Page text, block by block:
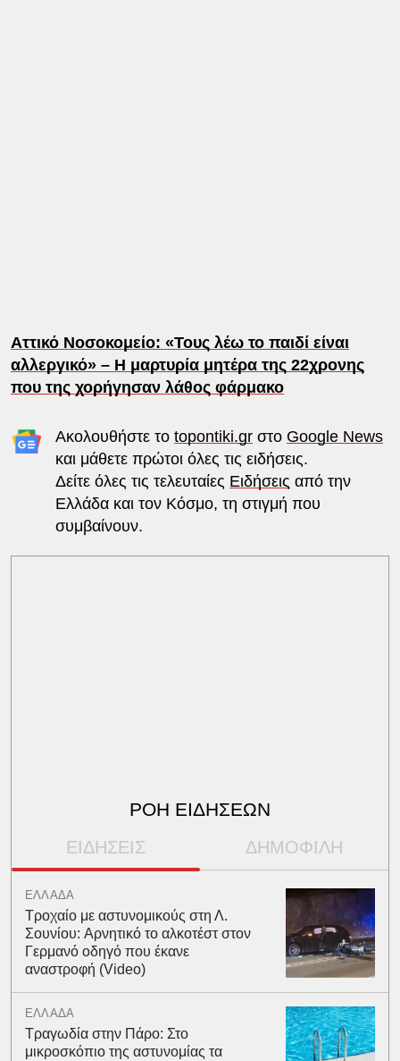
Αττικό Νοσοκομείο: «Τους λέω το παιδί είναι
αλλεργικό» – Η μαρτυρία μητέρα της 22χρονης
που της χορήγησαν λάθος φάρμακο
Ακολουθήστε το topontiki.grστο Google News
και μάθετε πρώτοι όλες τις ειδήσεις.
Δείτε όλες τις τελευταίες Ειδήσεις από την
Ελλάδα και τον Κόσμο, τη στιγμή που
συμβαίνουν.
ΡΟΗ ΕΙΔΗΣΕΩΝ
ΕΙΔΗΣΕΙΣ ΔΗΜΟΦΙΛΗ
ΕΛΛΑΔΑ
Τροχαίο με αστυνομικούς στη Λ.
Σουνίου: Αρνητικό το αλκοτέστ στον
Γερμανό οδηγό που έκανε
αναστροφή (Video)
ΕΛΛΑΔΑ
Τραγωδία στην Πάρο: Στο
μικροσκόπιο της αστυνομίας τα